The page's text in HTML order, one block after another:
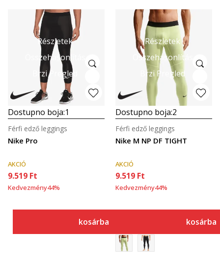
Részletek
Összehasonlítás
Brzi Pregled
Dostupno boja:1
Nike Pro
Férfi edző leggings
AKCIÓ
9.519 Ft
Kedvezmény44%
kosárba
Részletek
Összehasonlítás
Brzi Pregled
Dostupno boja:2
Nike M NP DF TIGHT
Férfi edző leggings
AKCIÓ
9.519 Ft
Kedvezmény44%
kosárba